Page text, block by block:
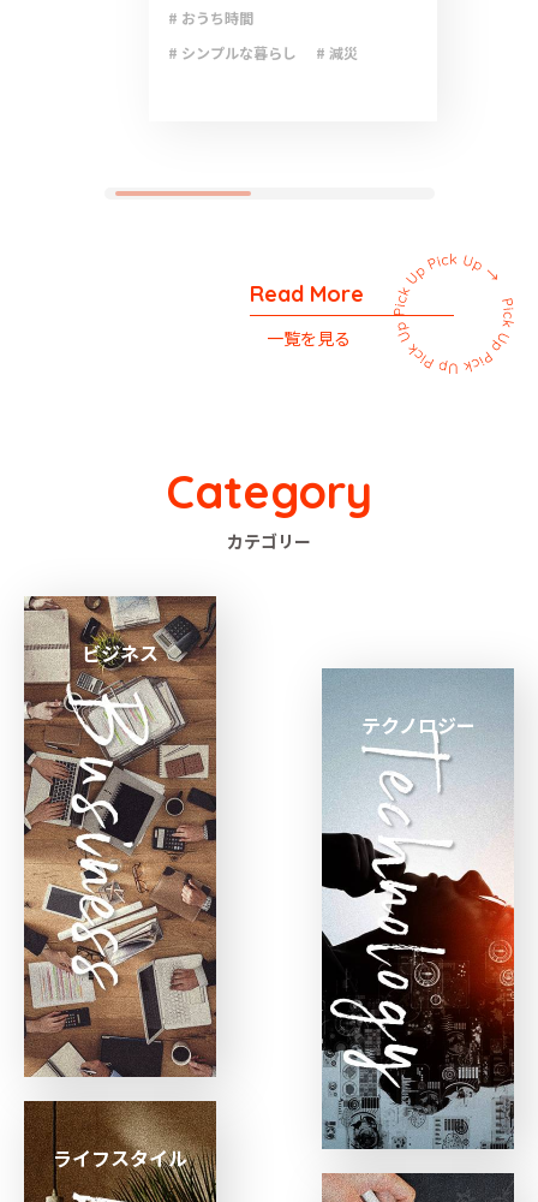
# おうち時間
# シンプルな暮らし
# 減災
Read More
一覧を見る
Category
カテゴリー
ビジネス
テクノロジー
ライフスタイル